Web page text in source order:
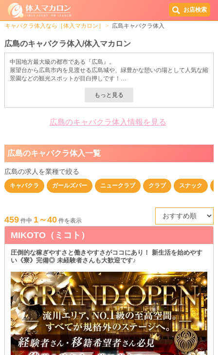
お店検索
キャバクラ体入なら［体入マカロン］ 広島キャバクラ体入
広島のキャバクラ体入/体入マカロン
中国地方最大級の都市である『広島』。
展望台から広島市内を見渡せる広島城や、緑豊かな憩いの場として人気な縮
景園などの観光スポットが目白押しです！
特に県庁所在地である広島市は、様々な商業施設が密集して立ち並んでお
り、老若男女問わずショッピングも楽しめます♪
今も昔もトレンドの最先端を行く『広島』◎
地元のお客様から長年愛されている老舗キャバクラから一風変わった斬新な
コンセプトのあるキャバクラまでその振り幅は無限大◎
そして「このお店良いかも！」と思ったら、まずは体入してみるのがベスト
◎
本入店を決めるうえで気になる、店内の雰囲気や、スタッフさんの様子を知
ることができます♪
荷物ゼロでサクッと体入したい子は、衣装のレンタルを行なっているキャバ
クラもあるので大注目ですよ〜！！
その他にも『ヘアメイク完備・ノルマなし・飲めなくてOK・送りあり』な
広島のキャバクラ体入情報を見る
広島のキャバクラ体入一覧
広島の求人を業種で絞る
キャバクラ ガールズバー ニュークラブ クラブ スナック
459件中 1～40件を表示
MIKOTO（ミコト）
圧倒的な稼ぎやすさと働きやすさがココにあり！ 新生活を始めやす
い《寮》完備◎ 未経験者さんも大歓迎です♪